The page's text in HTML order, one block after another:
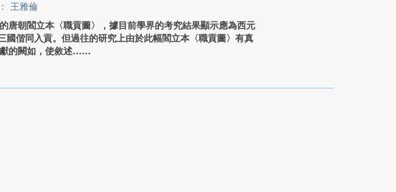
王雅倫
唐朝閻立本〈職貢圖〉，據目前學界的考究結果顯示應為西元
國偕同入貢。但過往的研究上由於此幅閻立本〈職貢圖〉有真
的闕如，使敘述...